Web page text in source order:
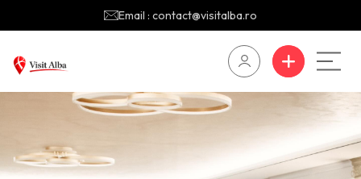
Email : contact@visitalba.ro